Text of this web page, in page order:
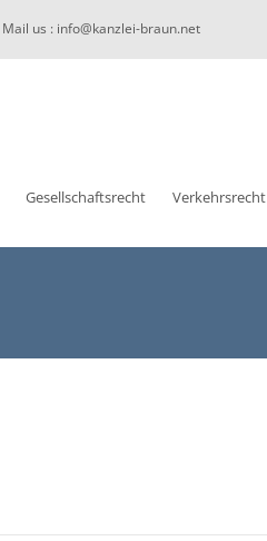
Mail us : info@kanzlei-braun.net
Gesellschaftsrecht Verkehrsrecht